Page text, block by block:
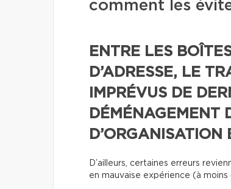
comment les
ENTRE LES
D’ADRESSE, LE
IMPRÉVUS DE
DÉMÉNAGEMENT
D’ORGANISATION
D’ailleurs, certaines erreurs
en mauvaise expérience (à moins